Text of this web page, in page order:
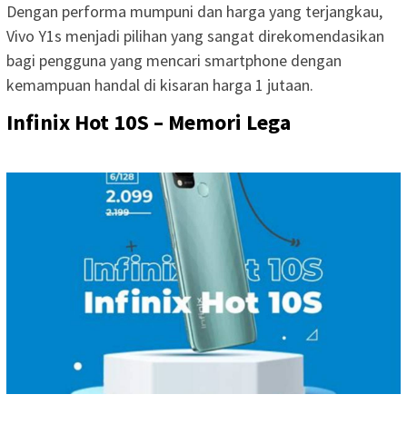
Dengan performa mumpuni dan harga yang terjangkau,
Vivo Y1s menjadi pilihan yang sangat direkomendasikan
bagi pengguna yang mencari smartphone dengan
kemampuan handal di kisaran harga 1 jutaan.
Infinix Hot 10S – Memori Lega